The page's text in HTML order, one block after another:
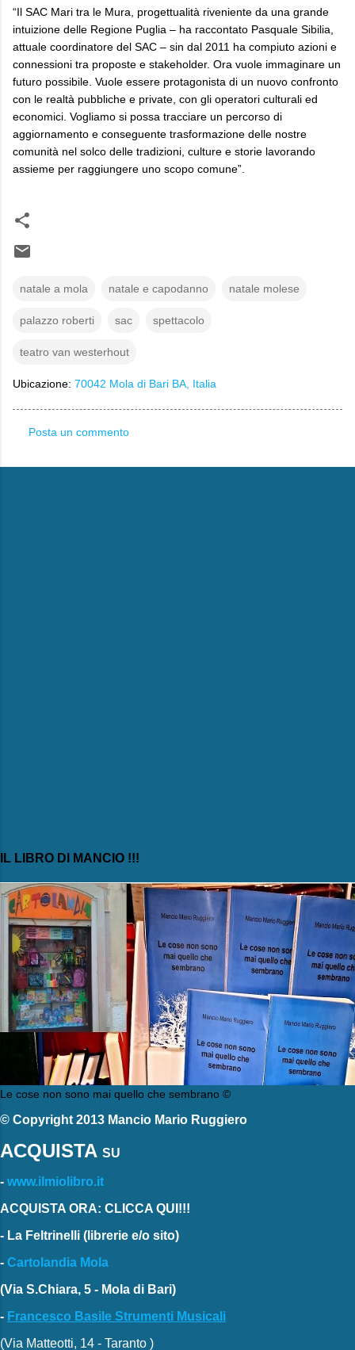
“Il SAC Mari tra le Mura, progettualità riveniente da una grande
intuizione delle Regione Puglia – ha raccontato Pasquale Sibilia,
attuale coordinatore del SAC – sin dal 2011 ha compiuto azioni e
connessioni tra proposte e stakeholder. Ora vuole immaginare un
futuro possibile. Vuole essere protagonista di un nuovo confronto
con le realtà pubbliche e private, con gli operatori culturali ed
economici. Vogliamo si possa tracciare un percorso di
aggiornamento e conseguente trasformazione delle nostre
comunità nel solco delle tradizioni, culture e storie lavorando
assieme per raggiungere uno scopo comune”.
natale a mola natale e capodanno natale molese
palazzo roberti sac spettacolo
teatro van westerhout
Ubicazione: 70042 Mola di Bari BA, Italia
o
Posta un commento
IL LIBRO DI MANCIO !!!
Le cose non sono mai quello che sembrano ©
© Copyright 2013 Mancio Mario Ruggiero
ACQUISTA SU
- www.ilmiolibro.it
ACQUISTA ORA: CLICCA QUI!!!
- La Feltrinelli (librerie e/o sito)
- Cartolandia Mola
(Via S.Chiara, 5 - Mola di Bari)
- Francesco Basile Strumenti Musicali
(Via Matteotti, 14 - Taranto )